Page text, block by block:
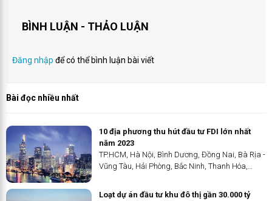
BÌNH LUẬN - THẢO LUẬN
Đăng nhập để có thể bình luận bài viết
Bài đọc nhiều nhất
10 địa phương thu hút đầu tư FDI lớn nhất
năm 2023
TP.HCM, Hà Nội, Bình Dương, Đồng Nai, Bà Rịa -
Vũng Tàu, Hải Phòng, Bắc Ninh, Thanh Hóa,
thu hút đầu tư FDI lớn nhất năm 2023, theo số
Loạt dự án đầu tư khu đô thị gần 30.000 tỷ